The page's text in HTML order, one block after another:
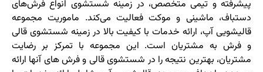
پیشرفته و تیمی متخصص، در زمینه شستشوی انواع فرش‌های
دستباف، ماشینی و موکت فعالیت می‌کند. ماموریت مجموعه
قالیشویی آپ، ارائه خدمات با کیفیت بالا در زمینه شستشوی قالی
و فرش به مشتریان است. این مجموعه با تمرکز بر رضایت
مشتریان، بهترین نتیجه را در شستشوی قالی و فرش ‌های آنها ارائه